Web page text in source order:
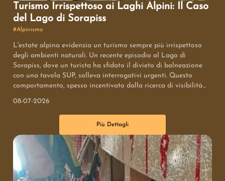
Turismo Irrispettoso ai Laghi Alpini: Il Caso
del Lago di Sorapiss
#Alpinismo
L'estate alpina evidenzia un turismo sempre più irrispettoso
degli ambienti naturali. Un recente episodio al Lago di
Sorapiss, dove un turista ha sfidato il divieto di balneazione
con una tavola SUP, solleva interrogativi urgenti. Questo
comportamento, spesso incentivato dalla ricerca di visibilità
proteggere questi tesori naturali. La consapevolezza e il
rispetto sono fondamentali per preservare la bellezza delle
Dolomiti.
08-07-2026
Più Dettagli